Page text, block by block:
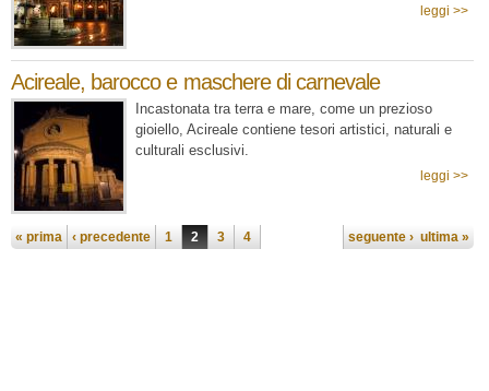
leggi >>
Acireale, barocco e maschere di carnevale
Incastonata tra terra e mare, come un prezioso
gioiello, Acireale contiene tesori artistici, naturali e
culturali esclusivi.
leggi >>
Pagine
« prima ‹ precedente 1 2 3 4 seguente › ultima »